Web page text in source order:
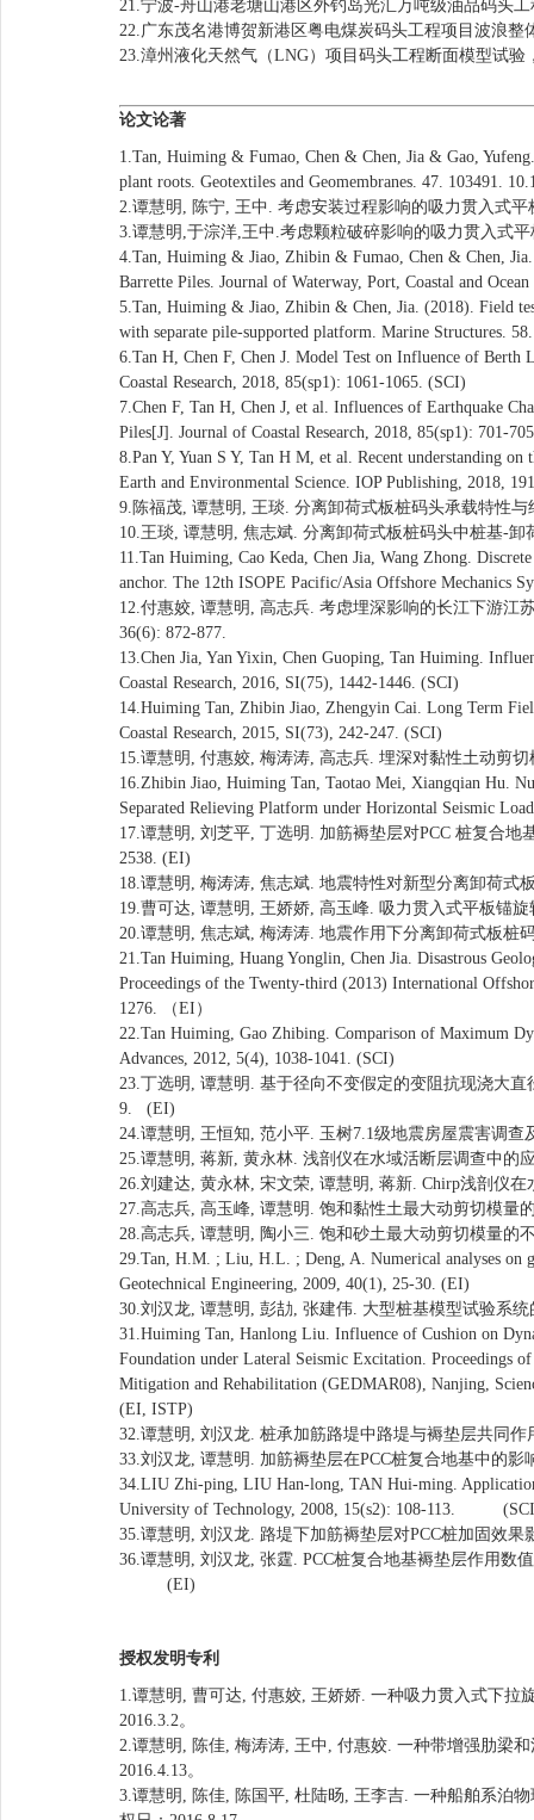
21.宁波-舟山港老塘山港区外钓岛光汇万吨级油品码头
22.广东茂名港博贺新港区粤电煤炭码头工程项目波浪整
23.漳州液化天然气（LNG）项目码头工程断面模型试验
论文论著
1.Tan, Huiming & Fumao, Chen & Chen, Jia & Gao,
plant roots. Geotextiles and Geomembranes. 47. 103491.
2.谭慧明, 陈宁, 王中. 考虑安装过程影响的吸力贯入式
3.谭慧明,于淙洋,王中.考虑颗粒破碎影响的吸力贯入式
4.Tan, Huiming & Jiao, Zhibin & Fumao, Chen & Chen,
Barrette Piles. Journal of Waterway, Port, Coastal and
5.Tan, Huiming & Jiao, Zhibin & Chen, Jia. (2018). Field
with separate pile-supported platform. Marine Structures.
6.Tan H, Chen F, Chen J. Model Test on Influence of
Coastal Research, 2018, 85(sp1): 1061-1065. (SCI)
7.Chen F, Tan H, Chen J, et al. Influences of Earthquake
Piles[J]. Journal of Coastal Research, 2018, 85(sp1): 701-
8.Pan Y, Yuan S Y, Tan H M, et al. Recent understanding
Earth and Environmental Science. IOP Publishing, 2018,
9.陈福茂, 谭慧明, 王琰. 分离卸荷式板桩码头承载特性
10.王琰, 谭慧明, 焦志斌. 分离卸荷式板桩码头中桩基-
11.Tan Huiming, Cao Keda, Chen Jia, Wang Zhong.
anchor. The 12th ISOPE Pacific/Asia Offshore Mechanics
12.付惠姣, 谭慧明, 高志兵. 考虑埋深影响的长江下游江
36(6): 872-877.
13.Chen Jia, Yan Yixin, Chen Guoping, Tan Huiming.
Coastal Research, 2016, SI(75), 1442-1446. (SCI)
14.Huiming Tan, Zhibin Jiao, Zhengyin Cai. Long Term
Coastal Research, 2015, SI(73), 242-247. (SCI)
15.谭慧明, 付惠姣, 梅涛涛, 高志兵. 埋深对黏性土动剪
16.Zhibin Jiao, Huiming Tan, Taotao Mei, Xiangqian Hu.
Separated Relieving Platform under Horizontal Seismic
17.谭慧明, 刘芝平, 丁选明. 加筋褥垫层对PCC 桩复合
2538. (EI)
18.谭慧明, 梅涛涛, 焦志斌. 地震特性对新型分离卸荷式
19.曹可达, 谭慧明, 王娇娇, 高玉峰. 吸力贯入式平板锚
20.谭慧明, 焦志斌, 梅涛涛. 地震作用下分离卸荷式板桩
21.Tan Huiming, Huang Yonglin, Chen Jia. Disastrous
Proceedings of the Twenty-third (2013) International
1276. （EI）
22.Tan Huiming, Gao Zhibing. Comparison of Maximum
Advances, 2012, 5(4), 1038-1041. (SCI)
23.丁选明, 谭慧明. 基于径向不变假定的变阻抗现浇大
9. (EI)
24.谭慧明, 王恒知, 范小平. 玉树7.1级地震房屋震害调查
25.谭慧明, 蒋新, 黄永林. 浅剖仪在水域活断层调查中的
26.刘建达, 黄永林, 宋文荣, 谭慧明, 蒋新. Chirp浅剖仪
27.高志兵, 高玉峰, 谭慧明. 饱和黏性土最大动剪切模
28.高志兵, 谭慧明, 陶小三. 饱和砂土最大动剪切模量的
29.Tan, H.M. ; Liu, H.L. ; Deng, A. Numerical analyses on
Geotechnical Engineering, 2009, 40(1), 25-30. (EI)
30.刘汉龙, 谭慧明, 彭劼, 张建伟. 大型桩基模型试验
31.Huiming Tan, Hanlong Liu. Influence of Cushion on
Foundation under Lateral Seismic Excitation. Proceedings
Mitigation and Rehabilitation (GEDMAR08), Nanjing,
(EI, ISTP)
32.谭慧明, 刘汉龙. 桩承加筋路堤中路堤与褥垫层共同
33.刘汉龙, 谭慧明. 加筋褥垫层在PCC桩复合地基中的
34.LIU Zhi-ping, LIU Han-long, TAN Hui-ming.
University of Technology, 2008, 15(s2): 108-113.
35.谭慧明, 刘汉龙. 路堤下加筋褥垫层对PCC桩加固效果
36.谭慧明, 刘汉龙, 张霆. PCC桩复合地基褥垫层作用数
(EI)
授权发明专利
1.谭慧明, 曹可达, 付惠姣, 王娇娇. 一种吸力贯入式下拉
2016.3.2。
2.谭慧明, 陈佳, 梅涛涛, 王中, 付惠姣. 一种带增强肋梁
2016.4.13。
3.谭慧明, 陈佳, 陈国平, 杜陆旸, 王李吉. 一种船舶系泊